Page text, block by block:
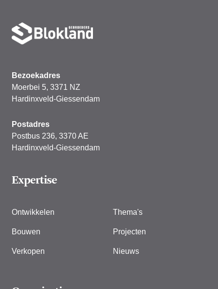
Bezoekadres
Moerbei 5, 3371 NZ
Hardinxveld-Giessendam
Postadres
Postbus 236, 3370 AE
Hardinxveld-Giessendam
Expertise
Ontwikkelen
Bouwen
Verkopen
Thema's
Projecten
Nieuws